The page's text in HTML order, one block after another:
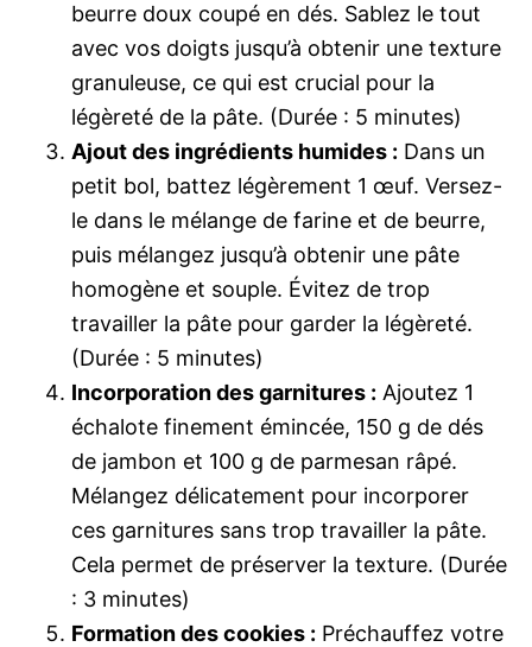
beurre doux coupé en dés. Sablez le tout
avec vos doigts jusqu’à obtenir une texture
granuleuse, ce qui est crucial pour la
légèreté de la pâte. (Durée : 5 minutes)
Ajout des ingrédients humides : Dans un
petit bol, battez légèrement 1 œuf. Versez-
le dans le mélange de farine et de beurre,
puis mélangez jusqu’à obtenir une pâte
homogène et souple. Évitez de trop
travailler la pâte pour garder la légèreté.
(Durée : 5 minutes)
Incorporation des garnitures : Ajoutez 1
échalote finement émincée, 150 g de dés
de jambon et 100 g de parmesan râpé.
Mélangez délicatement pour incorporer
ces garnitures sans trop travailler la pâte.
Cela permet de préserver la texture. (Durée
: 3 minutes)
Formation des cookies : Préchauffez votre